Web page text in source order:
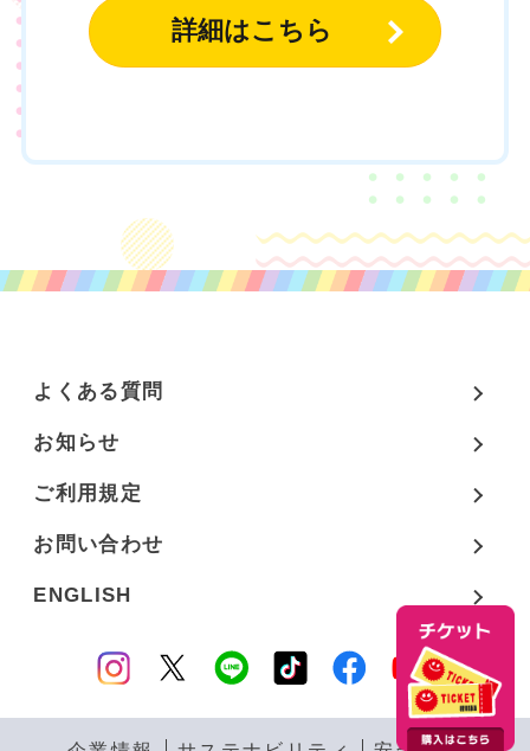
詳細はこちら
よくある質問
お知らせ
ご利用規定
お問い合わせ
ENGLISH